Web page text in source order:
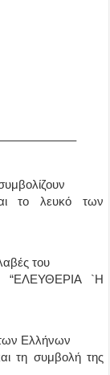
το λευκό των
του
“ΕΛΕΥΘΕΡΙΑ `Η
Ελλήνων
τη συμβολή της